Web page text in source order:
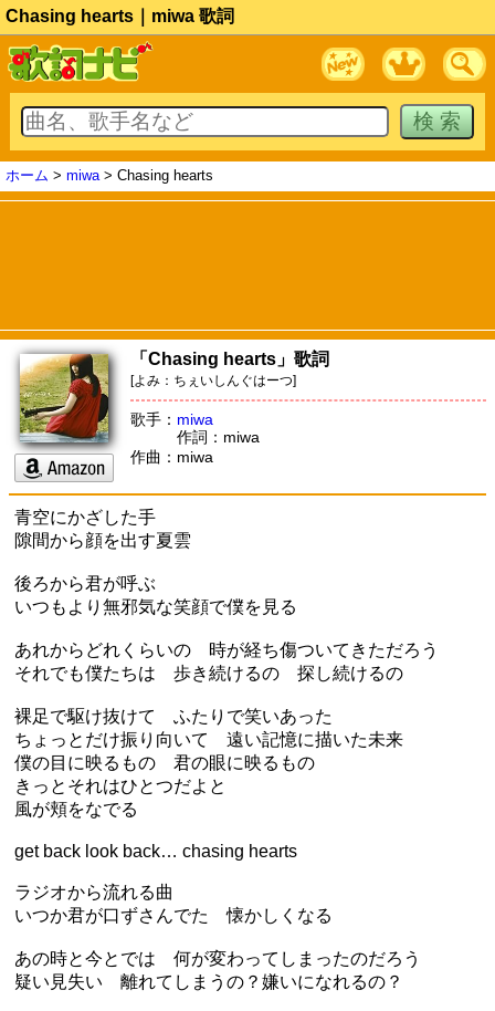
Chasing hearts｜miwa 歌詞
ホーム > miwa> Chasing hearts
「Chasing hearts」歌詞
[よみ：ちぇいしんぐはーつ]
歌手： miwa
作詞：miwa
作曲：miwa
青空にかざした手
隙間から顔を出す夏雲
後ろから君が呼ぶ
いつもより無邪気な笑顔で僕を見る
あれからどれくらいの 時が経ち傷ついてきただろう
それでも僕たちは 歩き続けるの 探し続けるの
裸足で駆け抜けて ふたりで笑いあった
ちょっとだけ振り向いて 遠い記憶に描いた未来
僕の目に映るもの 君の眼に映るもの
きっとそれはひとつだよと
風が頬をなでる
get back look back… chasing hearts
ラジオから流れる曲
いつか君が口ずさんでた 懐かしくなる
あの時と今とでは 何が変わってしまったのだろう
疑い見失い 離れてしまうの？嫌いになれるの？